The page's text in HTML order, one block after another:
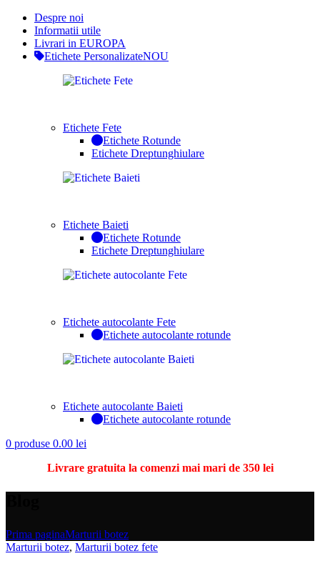
Despre noi
Informatii utile
Livrari in EUROPA
Etichete PersonalizateNOU
Etichete Fete
Etichete Rotunde
Etichete Dreptunghiulare
Etichete Baieti
Etichete Rotunde
Etichete Dreptunghiulare
Etichete autocolante Fete
Etichete autocolante rotunde
Etichete autocolante Baieti
Etichete autocolante rotunde
0 produse 0.00 lei
Livrare gratuita la comenzi mai mari de 350 lei
Prima paginaMarturii botez
Marturii botez, Marturii botez fete